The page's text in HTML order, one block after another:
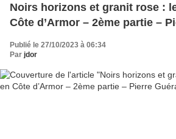
Noirs horizons et granit rose :
Côte d’Armor – 2ème partie –
Publié le 27/10/2023 à 06:34
Par jdor